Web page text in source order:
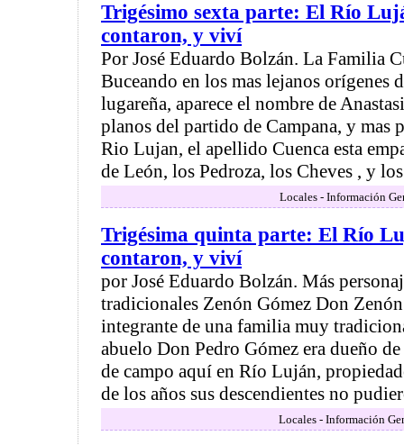
Trigésimo sexta parte: El Río
contaron, y viví
Por José Eduardo Bolzán. La Familia
Buceando en los mas lejanos orígenes
lugareña, aparece el nombre de
planos del partido de Campana, y mas
Rio Lujan, el apellido Cuenca esta
de León, los Pedroza, los Cheves , y
Locales - Información
Trigésima quinta parte: El Río
contaron, y viví
por José Eduardo Bolzán. Más
tradicionales Zenón Gómez Don
integrante de una familia muy
abuelo Don Pedro Gómez era dueño
de campo aquí en Río Luján,
de los años sus descendientes no
Locales - Información